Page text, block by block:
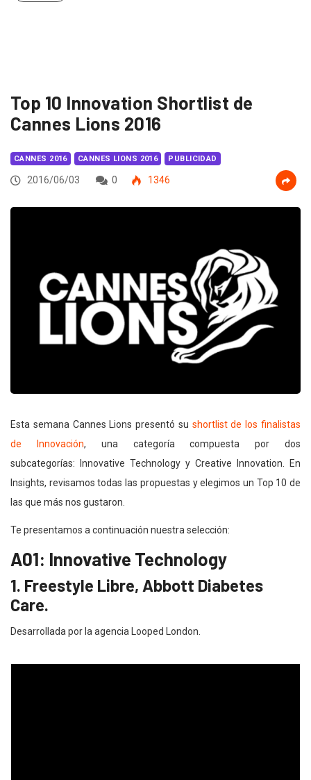
Top 10 Innovation Shortlist de
Cannes Lions 2016
CANNES 2016 CANNES LIONS 2016 PUBLICIDAD
2016/06/03 0 1346
Esta semana Cannes Lions presentó su shortlist de los finalistas
de Innovación, una categoría compuesta por dos
subcategorías: Innovative Technology y Creative Innovation. En
Insights, revisamos todas las propuestas y elegimos un Top 10 de
las que más nos gustaron.
Te presentamos a continuación nuestra selección:
A01: Innovative Technology
1. Freestyle Libre, Abbott Diabetes
Care.
Desarrollada por la agencia Looped London.